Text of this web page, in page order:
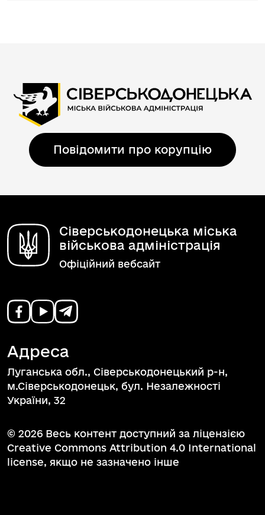
Повідомити про корупцію
Сіверськодонецька міська
військова адміністрація
Офіційний вебсайт
Адреса
Луганська обл., Сіверськодонецький р-н,
м.Сіверськодонецьк, бул. Незалежності
України, 32
© 2026 Весь контент доступний за ліцензією
Creative Commons Attribution 4.0 International
license, якщо не зазначено інше